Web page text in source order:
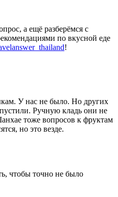
а ещё разберёмся с
по вкусной еде
!
У нас не было. Но других
Ручную кладь они не
тоже вопросов к фруктам
но это везде.
чтобы точно не было